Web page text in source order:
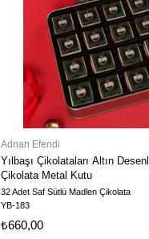
Adnan Efendi
Yılbaşı Çikolataları Altın
Çikolata Metal Kutu
32 Adet Saf Sütlü Madlen Çikolata
YB-183
₺660,00